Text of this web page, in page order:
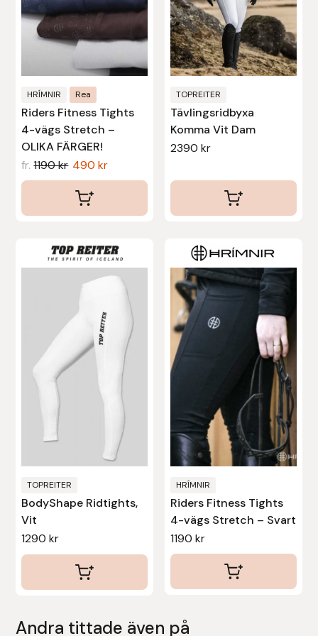
HRÍMNIR Rea
Riders Fitness Tights
4-vägs Stretch –
OLIKA FÄRGER!
fr. 1190kr 490kr
alternativen
kan
på
produktsidan
TOPREITER
Tävlingsridbyxa
Komma Vit Dam
2390 kr
alternativen
kan
väljas
på
produktsidan
TOPREITER
BodyShape Ridtights,
Vit
1290kr
här
varianter.
De
olika
alternativen
väljas
på
produktsidan
HRÍMNIR
Riders Fitness Tights
4-vägs Stretch – Svart
1190 kr
här
produkten
har
flera
varianter.
De
alternativen
kan
väljas
på
produktsidan
Andra tittade även på
Stina Helmersson Bokförlag
Tear-Aid
Tekna
Tidningen Ridsport Island
Uvex